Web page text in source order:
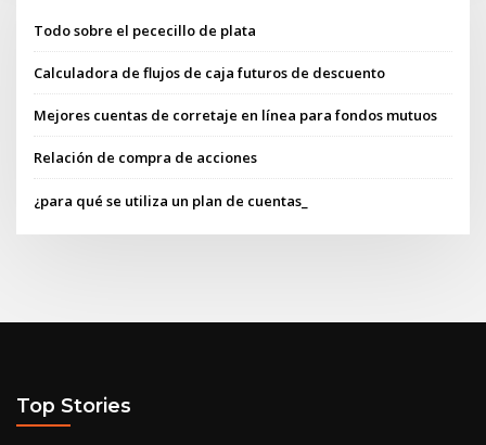
Todo sobre el pececillo de plata
Calculadora de flujos de caja futuros de descuento
Mejores cuentas de corretaje en línea para fondos mutuos
Relación de compra de acciones
¿para qué se utiliza un plan de cuentas_
Top Stories